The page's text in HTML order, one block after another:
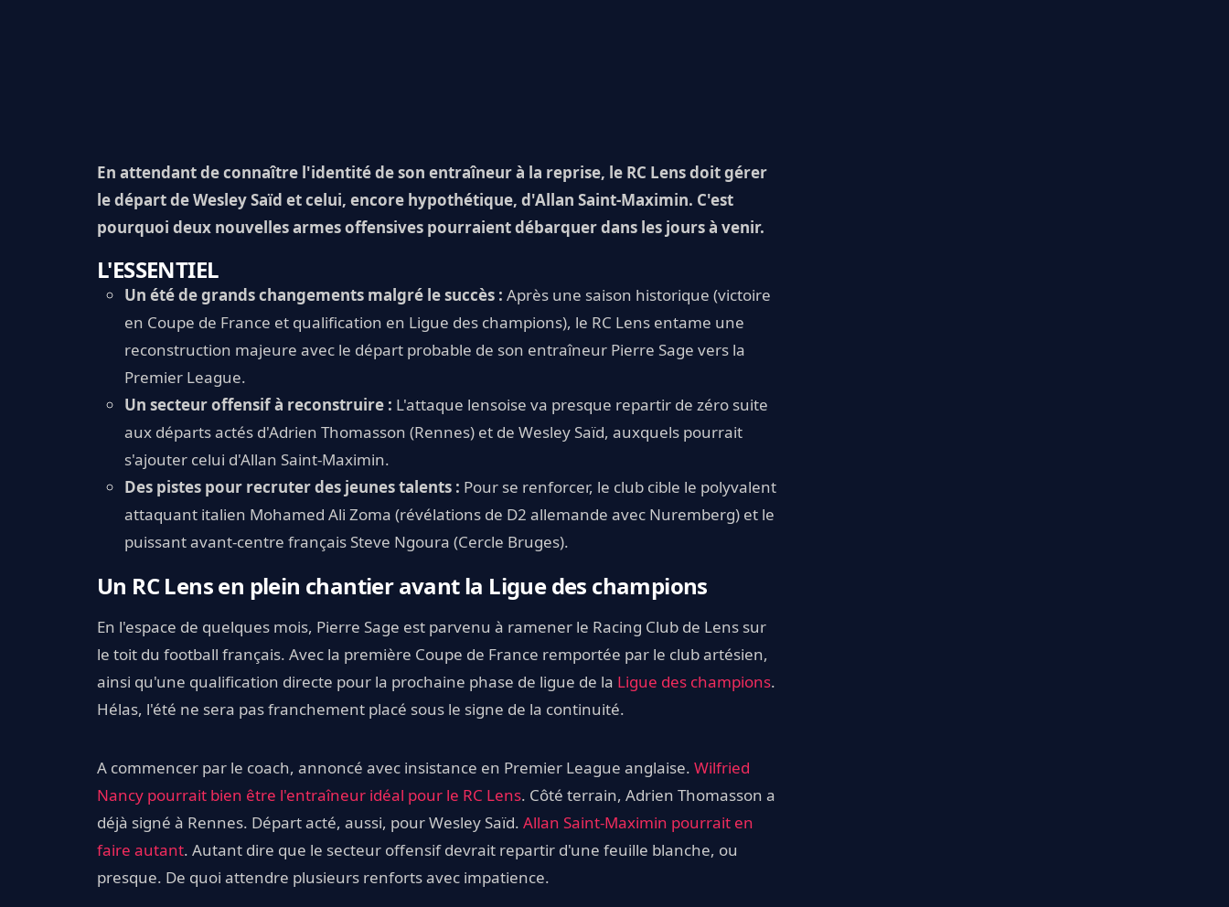
En attendant de connaître l'identité de son entraîneur à la reprise, le RC Lens doit gérer
le départ de Wesley Saïd et celui, encore hypothétique, d'Allan Saint-Maximin. C'est
pourquoi deux nouvelles armes offensives pourraient débarquer dans les jours à venir.
L'ESSENTIEL
Un été de grands changements malgré le succès : Après une saison historique (victoire
en Coupe de France et qualification en Ligue des champions), le RC Lens entame une
reconstruction majeure avec le départ probable de son entraîneur Pierre Sage vers la
Premier League.
Un secteur offensif à reconstruire : L'attaque lensoise va presque repartir de zéro suite
aux départs actés d'Adrien Thomasson (Rennes) et de Wesley Saïd, auxquels pourrait
s'ajouter celui d'Allan Saint-Maximin.
Des pistes pour recruter des jeunes talents : Pour se renforcer, le club cible le polyvalent
attaquant italien Mohamed Ali Zoma (révélations de D2 allemande avec Nuremberg) et le
puissant avant-centre français Steve Ngoura (Cercle Bruges).
Un RC Lens en plein chantier avant la Ligue des champions
En l'espace de quelques mois, Pierre Sage est parvenu à ramener le Racing Club de Lens sur
le toit du football français. Avec la première Coupe de France remportée par le club artésien,
ainsi qu'une qualification directe pour la prochaine phase de ligue de la Ligue des champions.
Hélas, l'été ne sera pas franchement placé sous le signe de la continuité.
A commencer par le coach, annoncé avec insistance en Premier League anglaise. Wilfried
Nancy pourrait bien être l'entraîneur idéal pour le RC Lens. Côté terrain, Adrien Thomasson a
déjà signé à Rennes. Départ acté, aussi, pour Wesley Saïd. Allan Saint-Maximin pourrait en
faire autant. Autant dire que le secteur offensif devrait repartir d'une feuille blanche, ou
presque. De quoi attendre plusieurs renforts avec impatience.